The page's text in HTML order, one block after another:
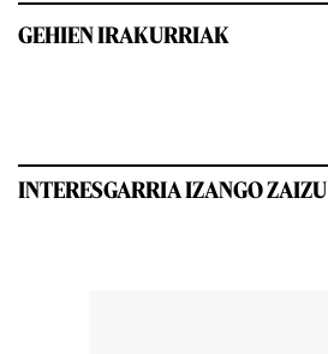
GEHIEN IRAKURRIAK
INTERESGARRIA IZANGO ZAIZU